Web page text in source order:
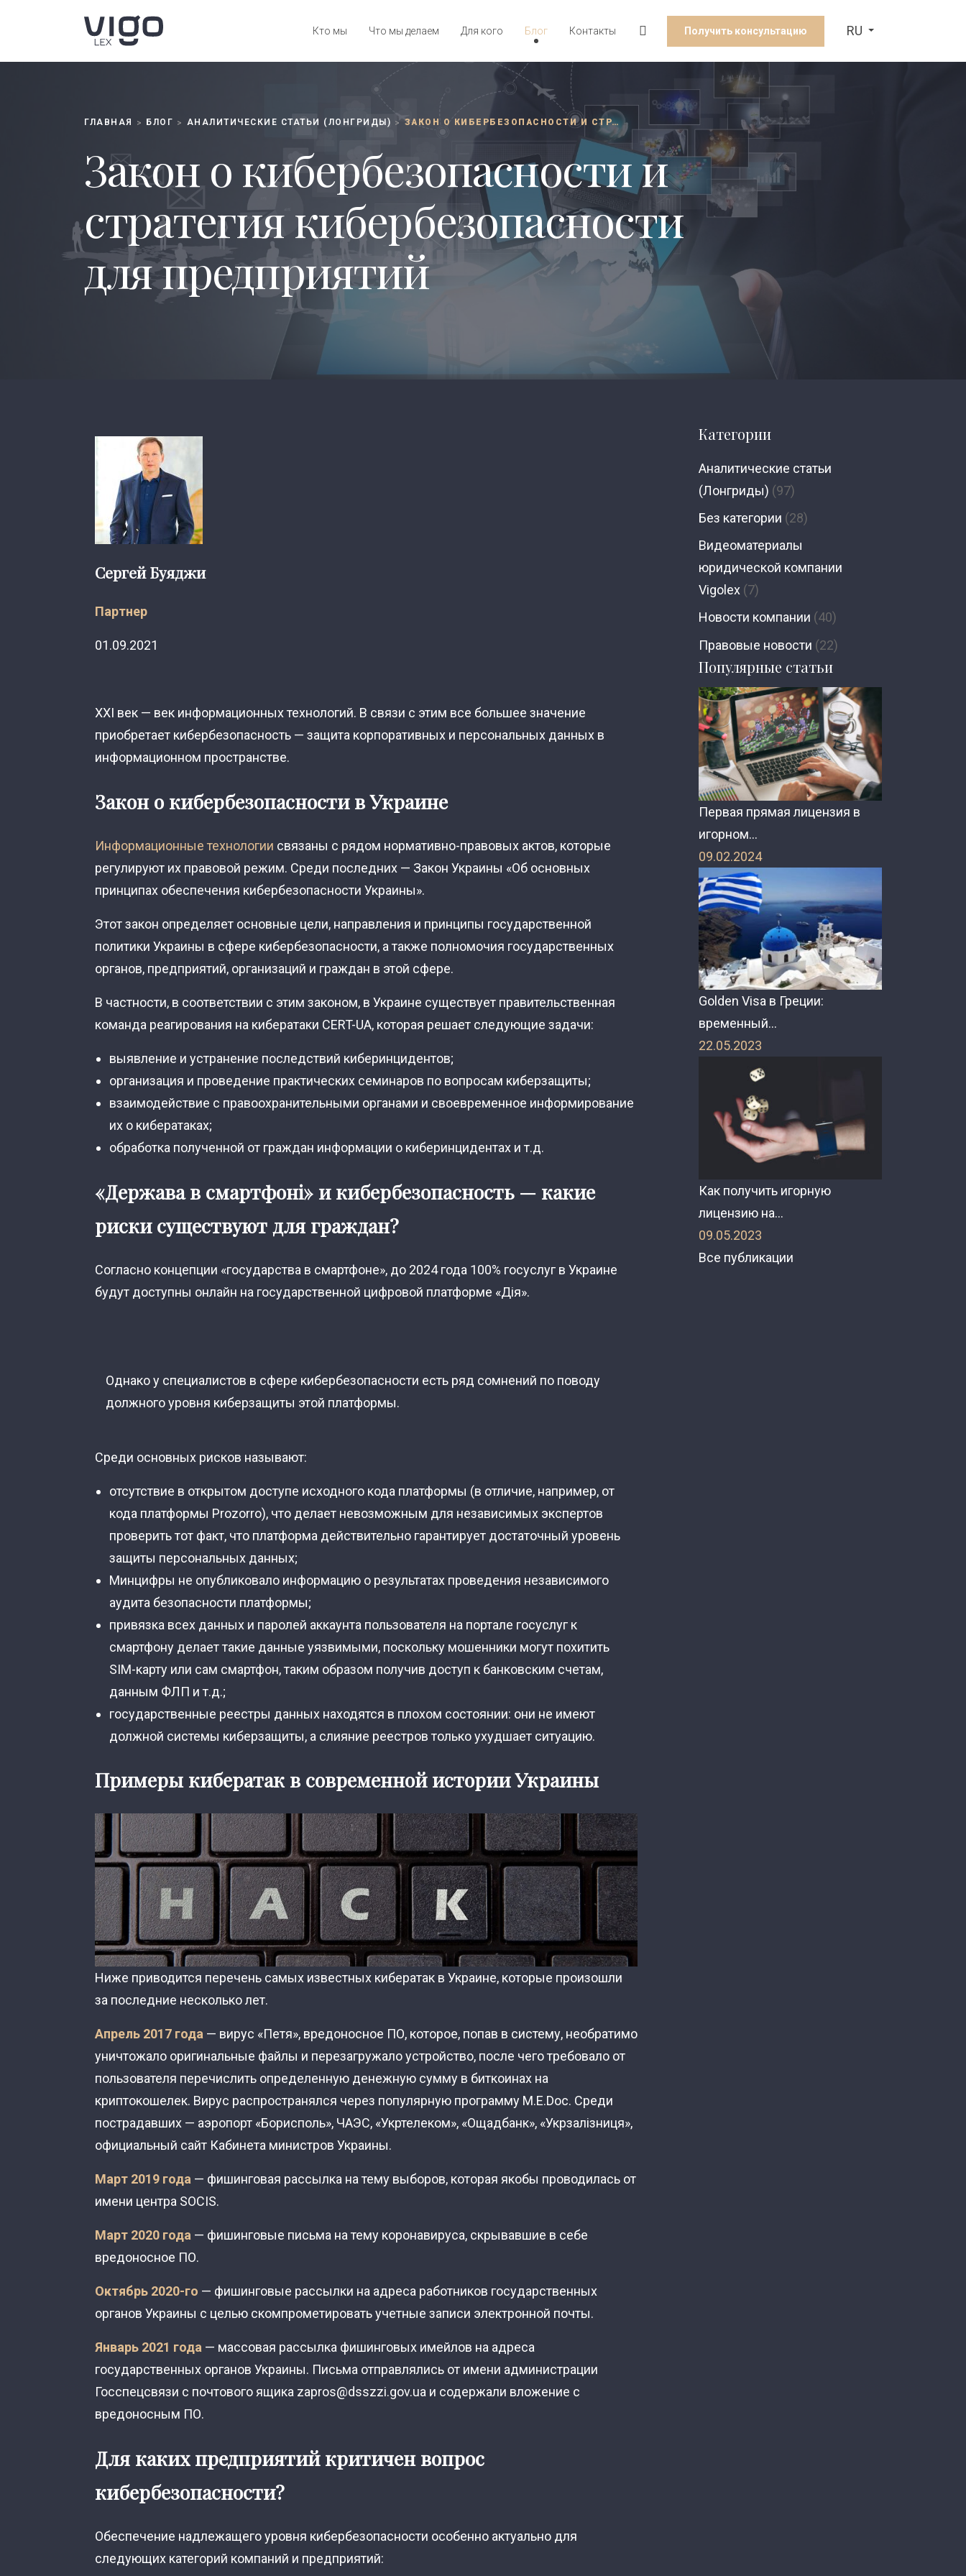
Кто мы Что мы делаем Для кого Блог Контакты Получить консультацию RU
ГЛАВНАЯ > БЛОГ > АНАЛИТИЧЕСКИЕ СТАТЬИ (ЛОНГРИДЫ) > ЗАКОН О КИБЕРБЕЗОПАСНОСТИ И СТРАТЕГИЯ КИБЕРБЕЗОПАСНОСТИ ДЛЯ ПРЕДПРИЯТИЙ
Закон о кибербезопасности и
стратегия кибербезопасности
для предприятий
Сергей Буяджи
Партнер
01.09.2021
XXI век — век информационных технологий. В связи с этим все большее значение
приобретает кибербезопасность — защита корпоративных и персональных данных в
информационном пространстве.
Закон о кибербезопасности в Украине
Информационные технологии связаны с рядом нормативно-правовых актов, которые
регулируют их правовой режим. Среди последних — Закон Украины «Об основных
принципах обеспечения кибербезопасности Украины».
Этот закон определяет основные цели, направления и принципы государственной
политики Украины в сфере кибербезопасности, а также полномочия государственных
органов, предприятий, организаций и граждан в этой сфере.
В частности, в соответствии с этим законом, в Украине существует правительственная
команда реагирования на кибератаки CERT-UA, которая решает следующие задачи:
выявление и устранение последствий киберинцидентов;
организация и проведение практических семинаров по вопросам киберзащиты;
взаимодействие с правоохранительными органами и своевременное информирование
их о кибератаках;
обработка полученной от граждан информации о киберинцидентах и т.д.
«Держава в смартфоні» и кибербезопасность — какие
риски существуют для граждан?
Согласно концепции «государства в смартфоне», до 2024 года 100% госуслуг в Украине
будут доступны онлайн на государственной цифровой платформе «Дія».
Однако у специалистов в сфере кибербезопасности есть ряд сомнений по поводу
должного уровня киберзащиты этой платформы.
Среди основных рисков называют:
отсутствие в открытом доступе исходного кода платформы (в отличие, например, от
кода платформы Prozorro), что делает невозможным для независимых экспертов
проверить тот факт, что платформа действительно гарантирует достаточный уровень
защиты персональных данных;
Минцифры не опубликовало информацию о результатах проведения независимого
аудита безопасности платформы;
привязка всех данных и паролей аккаунта пользователя на портале госуслуг к
смартфону делает такие данные уязвимыми, поскольку мошенники могут похитить
SIM-карту или сам смартфон, таким образом получив доступ к банковским счетам,
данным ФЛП и т.д.;
государственные реестры данных находятся в плохом состоянии: они не имеют
должной системы киберзащиты, а слияние реестров только ухудшает ситуацию.
Примеры кибератак в современной истории Украины
Ниже приводится перечень самых известных кибератак в Украине, которые произошли
за последние несколько лет.
Апрель 2017 года — вирус «Петя», вредоносное ПО, которое, попав в систему, необратимо
уничтожало оригинальные файлы и перезагружало устройство, после чего требовало от
пользователя перечислить определенную денежную сумму в биткоинах на
криптокошелек. Вирус распространялся через популярную программу M.E.Doc. Среди
пострадавших — аэропорт «Борисполь», ЧАЭС, «Укртелеком», «Ощадбанк», «Укрзалізниця»,
официальный сайт Кабинета министров Украины.
Март 2019 года — фишинговая рассылка на тему выборов, которая якобы проводилась от
имени центра SOCIS.
Март 2020 года — фишинговые письма на тему коронавируса, скрывавшие в себе
вредоносное ПО.
Октябрь 2020-го — фишинговые рассылки на адреса работников государственных
органов Украины с целью скомпрометировать учетные записи электронной почты.
Январь 2021 года — массовая рассылка фишинговых имейлов на адреса
государственных органов Украины. Письма отправлялись от имени администрации
Госспецсвязи с почтового ящика zapros@dsszzi.gov.ua и содержали вложение с
вредоносным ПО.
Для каких предприятий критичен вопрос
кибербезопасности?
Обеспечение надлежащего уровня кибербезопасности особенно актуально для
следующих категорий компаний и предприятий:
Категории
Аналитические статьи
(Лонгриды) (97)
Без категории (28)
Видеоматериалы
юридической компании
Vigolex (7)
Новости компании (40)
Правовые новости (22)
Популярные статьи
Первая прямая лицензия в
игорном…
09.02.2024
Golden Visa в Греции:
временный…
22.05.2023
Как получить игорную
лицензию на…
09.05.2023
Все публикации